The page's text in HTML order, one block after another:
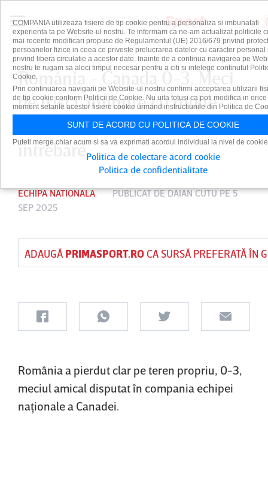
România - Canada 0-3. Meci
de tristă amintire cu multe
semnale de alarmă şi de
întrebare
ECHIPA NATIONALA PUBLICAT DEDAIAN CUTUPE 5
SEP 2025
ADAUGĂ PRIMASPORT.ROCA SURSĂ PREFERATĂ ÎN
România a pierdut clar pe teren propriu, 0-3,
meciul amical disputat în compania echipei
naţionale a Canadei.
COMPANIA utilizeaza fisiere de tip cookie pentru a personaliza si imbunatati
experienta ta pe Website-ul nostru. Te informam ca ne-am actualizat politicile
mai recente modificari propuse de Regulamentul (UE) 2016/679 privind
persoanelor fizice in ceea ce priveste prelucrarea datelor cu caracter personal
privind libera circulatie a acestor date. Inainte de a continua navigarea pe
nostru te rugam sa aloci timpul necesar pentru a citi si intelege continutul
Cookie.
Prin continuarea navigarii pe Website-ul nostru confirmi acceptarea utilizarii
de tip cookie conform Politicii de Cookie. Nu uita totusi ca poti modifica in orice
moment setarile acestor fisiere cookie urmand instructiunile din Politica de
SUNT DE ACORD CU POLITICA DE COOKIE
Puteti merge chiar acum si sa va exprimati acordul individual la nivel de
Politica de colectare acord cookie
Politica de confidentialitate